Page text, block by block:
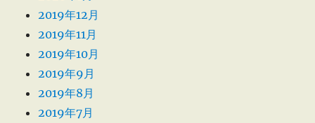
2019年12月
2019年11月
2019年10月
2019年9月
2019年8月
2019年7月